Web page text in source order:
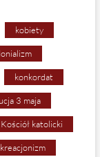
kobiety
konkordat
3 maja
Kościół katolicki
kreacjonizm